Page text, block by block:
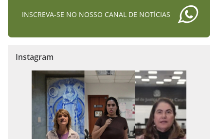
INSCREVA-SE NO NOSSO CANAL DE NOTÍCIAS
Instagram